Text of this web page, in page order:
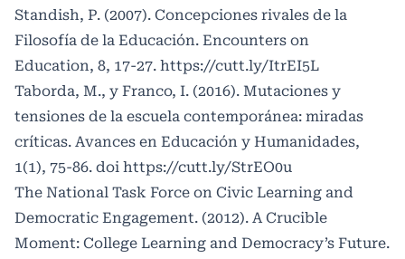
Standish, P. (2007). Concepciones rivales de la
Filosofía de la Educación. Encounters on
Education, 8, 17-27. https://cutt.ly/ItrEI5L
Taborda, M., y Franco, I. (2016). Mutaciones y
tensiones de la escuela contemporánea: miradas
críticas. Avances en Educación y Humanidades,
1(1), 75-86. doi https://cutt.ly/StrEO0u
The National Task Force on Civic Learning and
Democratic Engagement. (2012). A Crucible
Moment: College Learning and Democracy’s Future.